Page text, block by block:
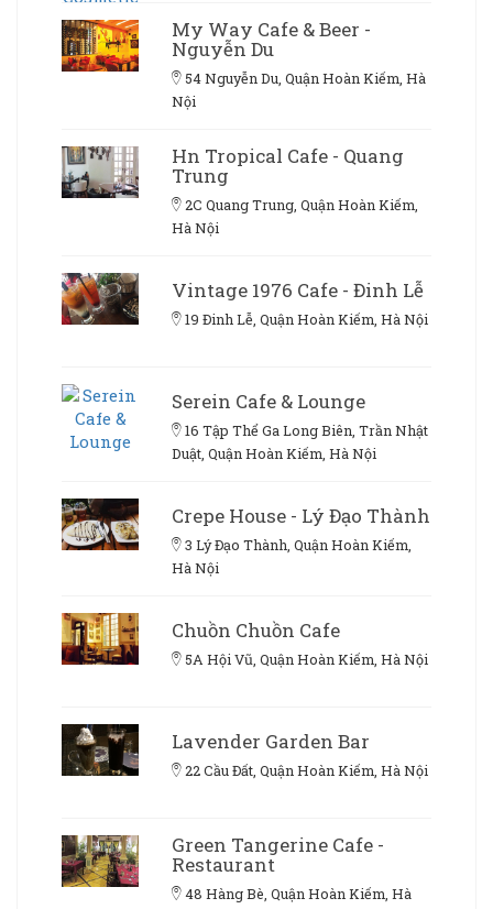
My Way Cafe & Beer -
Nguyễn Du
54 Nguyễn Du, Quận Hoàn Kiếm, Hà
Nội
Hn Tropical Cafe - Quang
Trung
2C Quang Trung, Quận Hoàn Kiếm,
Hà Nội
Vintage 1976 Cafe - Đinh Lễ
19 Đinh Lễ, Quận Hoàn Kiếm, Hà Nội
Serein Cafe & Lounge
16 Tập Thể Ga Long Biên, Trần Nhật
Duật, Quận Hoàn Kiếm, Hà Nội
Crepe House - Lý Đạo Thành
3 Lý Đạo Thành, Quận Hoàn Kiếm,
Hà Nội
Chuồn Chuồn Cafe
5A Hội Vũ, Quận Hoàn Kiếm, Hà Nội
Lavender Garden Bar
22 Cầu Đất, Quận Hoàn Kiếm, Hà Nội
Green Tangerine Cafe -
Restaurant
48 Hàng Bè, Quận Hoàn Kiếm, Hà